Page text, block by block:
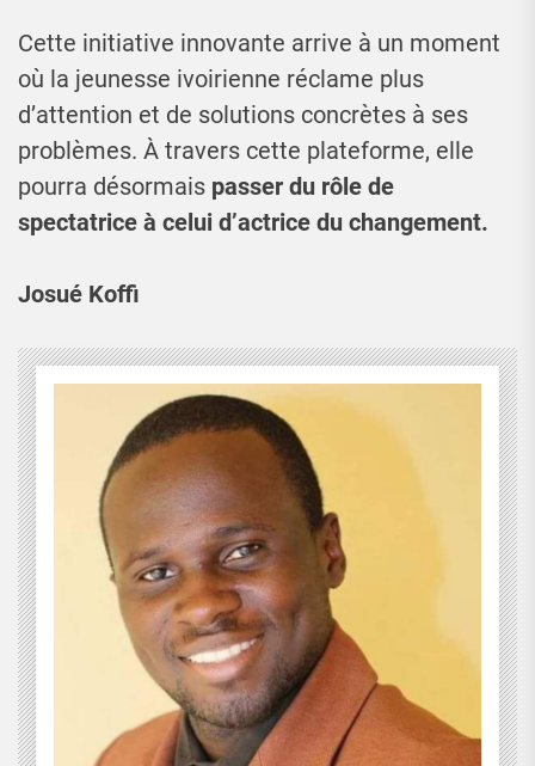
Cette initiative innovante arrive à un moment
où la jeunesse ivoirienne réclame plus
d’attention et de solutions concrètes à ses
problèmes. À travers cette plateforme, elle
pourra désormais passer du rôle de
spectatrice à celui d’actrice du changement.
Josué Koffi